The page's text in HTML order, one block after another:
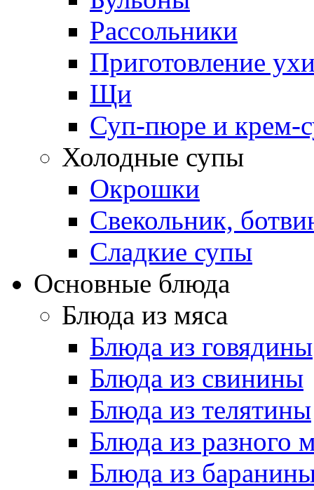
Рассольники
Приготовление
Щи
Суп-пюре и крем-
Холодные супы
Окрошки
Свекольник,
Cладкие супы
Основные блюда
Блюда из мяса
Блюда из говядины
Блюда из свинины
Блюда из телятины
Блюда из разного
Блюда из